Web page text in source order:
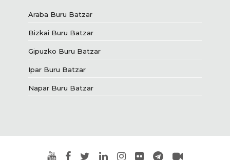
Araba Buru Batzar
Bizkai Buru Batzar
Gipuzko Buru Batzar
Ipar Buru Batzar
Napar Buru Batzar